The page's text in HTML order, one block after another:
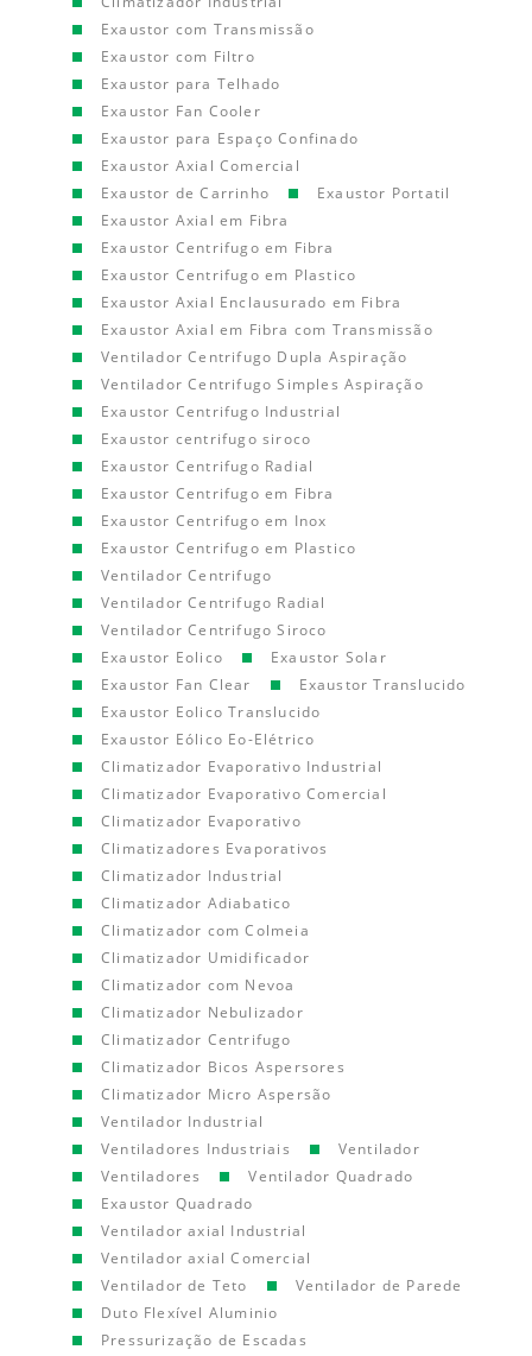
Exaustor com Transmissão
Exaustor com Filtro
Exaustor para Telhado
Exaustor Fan Cooler
Exaustor para Espaço Confinado
Exaustor Axial Comercial
Exaustor de Carrinho
Exaustor Portatil
Exaustor Axial em Fibra
Exaustor Centrifugo em Fibra
Exaustor Centrifugo em Plastico
Exaustor Axial Enclausurado em Fibra
Exaustor Axial em Fibra com Transmissão
Ventilador Centrifugo Dupla Aspiração
Ventilador Centrifugo Simples Aspiração
Exaustor Centrifugo Industrial
Exaustor centrifugo siroco
Exaustor Centrifugo Radial
Exaustor Centrifugo em Fibra
Exaustor Centrifugo em Inox
Exaustor Centrifugo em Plastico
Ventilador Centrifugo
Ventilador Centrifugo Radial
Ventilador Centrifugo Siroco
Exaustor Eolico
Exaustor Solar
Exaustor Fan Clear
Exaustor Translucido
Exaustor Eolico Translucido
Exaustor Eólico Eo-Elétrico
Climatizador Evaporativo Industrial
Climatizador Evaporativo Comercial
Climatizador Evaporativo
Climatizadores Evaporativos
Climatizador Industrial
Climatizador Adiabatico
Climatizador com Colmeia
Climatizador Umidificador
Climatizador com Nevoa
Climatizador Nebulizador
Climatizador Centrifugo
Climatizador Bicos Aspersores
Climatizador Micro Aspersão
Ventilador Industrial
Ventiladores Industriais
Ventilador
Ventiladores
Ventilador Quadrado
Exaustor Quadrado
Ventilador axial Industrial
Ventilador axial Comercial
Ventilador de Teto
Ventilador de Parede
Duto Flexível Aluminio
Pressurização de Escadas